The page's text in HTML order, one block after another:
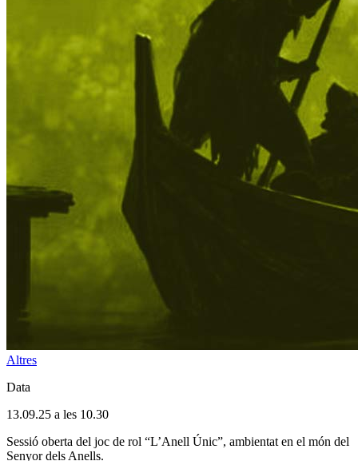
Altres
Data
13.09.25 a les 10.30
Sessió oberta del joc de rol “L’Anell Únic”, ambientat en el món del
Senyor dels Anells.